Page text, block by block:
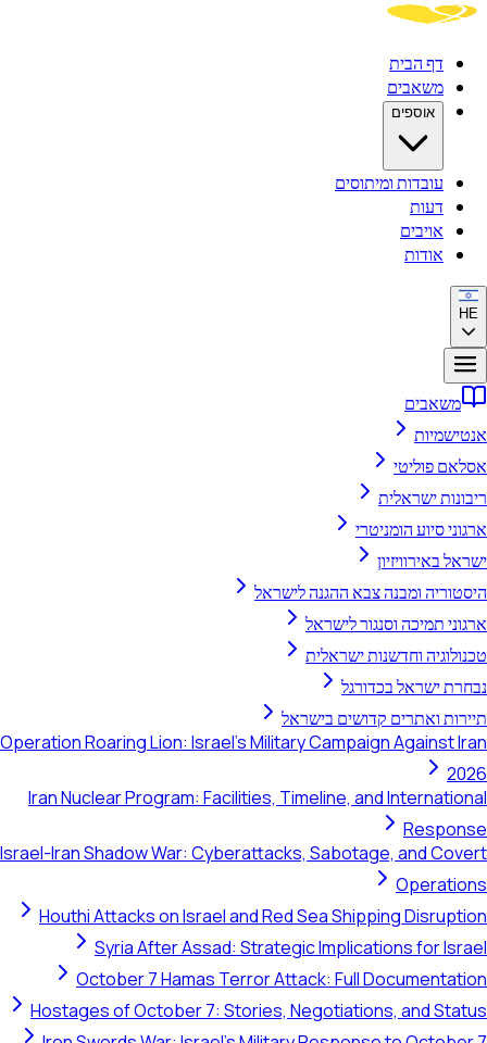
דף הבית
משאבים
אוספים
עובדות ומיתוסים
דעות
אויבים
אודות
HE
משאבים
אנטישמיות
אסלאם פוליטי
ריבונות ישראלית
ארגוני סיוע הומניטרי
ישראל באירוויזיון
היסטוריה ומבנה צבא ההגנה לישראל
ארגוני תמיכה וסנגור לישראל
טכנולוגיה וחדשנות ישראלית
נבחרת ישראל בכדורגל
תיירות ואתרים קדושים בישראל
Operation Roaring Lion: Israel's Military Campaign Against Iran
2026
Iran Nuclear Program: Facilities, Timeline, and International
Response
Israel-Iran Shadow War: Cyberattacks, Sabotage, and Covert
Operations
Houthi Attacks on Israel and Red Sea Shipping Disruption
Syria After Assad: Strategic Implications for Israel
October 7 Hamas Terror Attack: Full Documentation
Hostages of October 7: Stories, Negotiations, and Status